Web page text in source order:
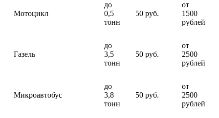
Мотоцикл
до
0,5
тонн
50 руб.
от
1500
рублей
Газель
до
3,5
тонн
50 руб.
от
2500
рублей
Микроавтобус
до
3,8
тонн
50 руб.
от
2500
рублей